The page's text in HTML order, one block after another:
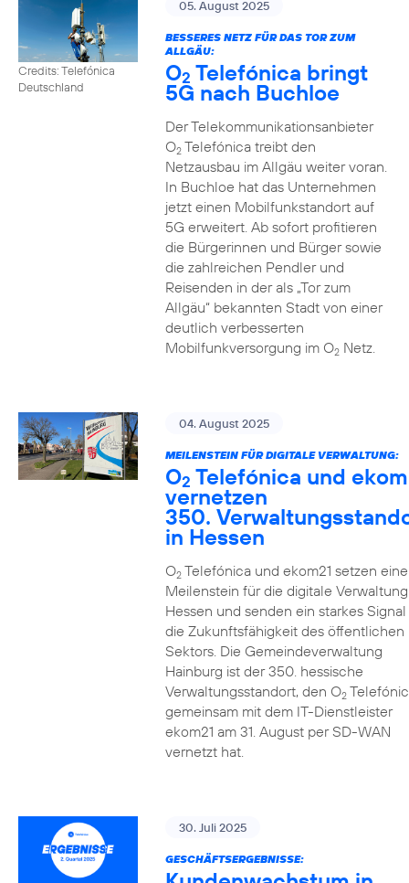
Credits: Telefónica
Deutschland
05. August 2025
BESSERES NETZ FÜR DAS TOR ZUM
ALLGÄU:
O2 Telefónica bringt
5G nach Buchloe
Der Telekommunikationsanbieter
O2Telefónica treibt den
Netzausbau im Allgäu weiter voran.
In Buchloe hat das Unternehmen
jetzt einen Mobilfunkstandort auf
5G erweitert. Ab sofort profitieren
die Bürgerinnen und Bürger sowie
die zahlreichen Pendler und
Reisenden in der als „Tor zum
Allgäu“ bekannten Stadt von einer
deutlich verbesserten
Mobilfunkversorgung im O2Netz.
04. August 2025
MEILENSTEIN FÜR DIGITALE VERWALTUNG:
O2 Telefónica und
vernetzen
350.
in Hessen
O2Telefónica und ekom21 setzen
Meilenstein für die digitale
Hessen und senden ein starkes
die Zukunftsfähigkeit des öffentlichen
Sektors. Die Gemeindeverwaltung
Hainburg ist der 350. hessische
Verwaltungsstandort, den O2
gemeinsam mit dem IT-Dienstleister
ekom21 am 31. August per SD-WAN
vernetzt hat.
30. Juli 2025
GESCHÄFTSERGEBNISSE: